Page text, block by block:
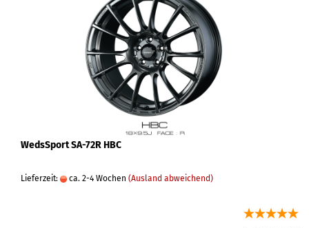
WedsSport SA-72R HBC
Lieferzeit: ca. 2-4 Wochen (Ausland abweichend)